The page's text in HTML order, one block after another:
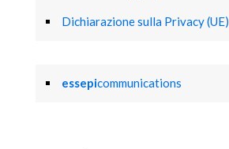
Dichiarazione sulla Privacy (UE)
essepicommunications